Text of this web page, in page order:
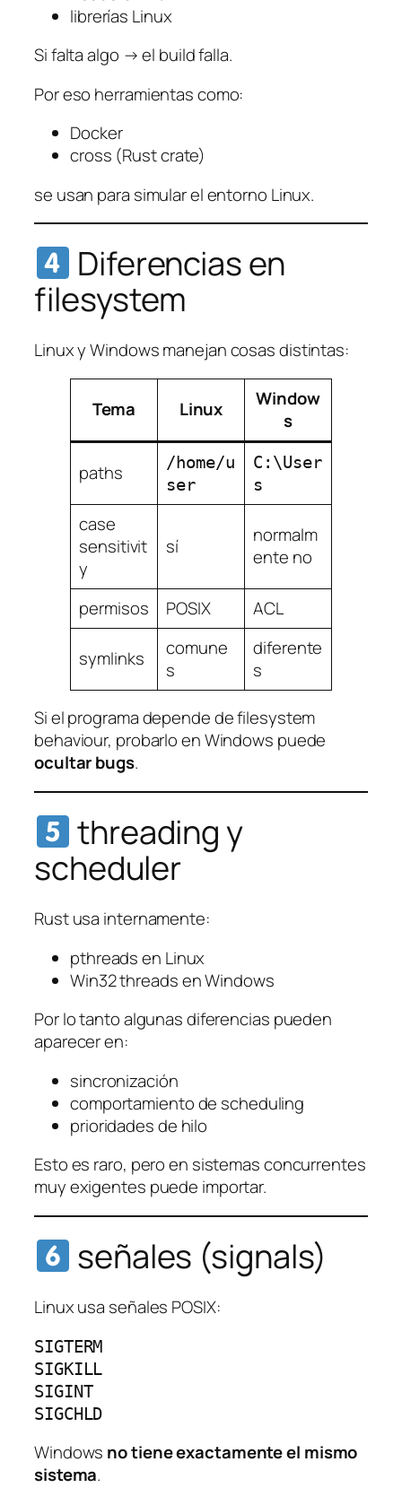
librerías Linux
Si falta algo → el build falla.
Por eso herramientas como:
Docker
cross (Rust crate)
se usan para simular el entorno Linux.
Diferencias en
filesystem
Linux y Windows manejan cosas distintas:
Tema Linux
Window
s
paths
/home/u
ser
C:\User
s
case
sensitivit
y
sí
normalm
ente no
permisos POSIX ACL
symlinks
comune
s
diferente
s
Si el programa depende de filesystem
behaviour, probarlo en Windows puede
ocultar bugs.
threading y
scheduler
Rust usa internamente:
pthreads en Linux
Win32 threads en Windows
Por lo tanto algunas diferencias pueden
aparecer en:
sincronización
comportamiento de scheduling
prioridades de hilo
Esto es raro, pero en sistemas concurrentes
muy exigentes puede importar.
señales (signals)
Linux usa señales POSIX:
SIGTERM
SIGKILL
SIGINT
SIGCHLD
Windows no tiene exactamente el mismo
sistema.